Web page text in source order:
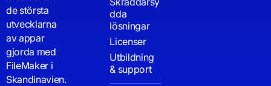
de största
utvecklarna
av appar
gjorda med
FileMaker i
Skandinavien.
dda
lösningar
Licenser
Utbildning
& support